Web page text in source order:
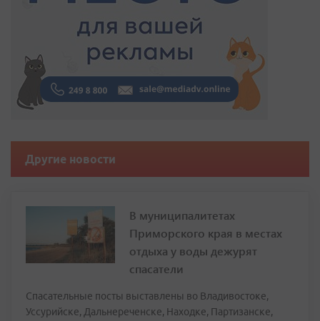
Другие новости
В муниципалитетах
Приморского края в местах
отдыха у воды дежурят
спасатели
Спасательные посты выставлены во Владивостоке,
Уссурийске, Дальнереченске, Находке, Партизанске,